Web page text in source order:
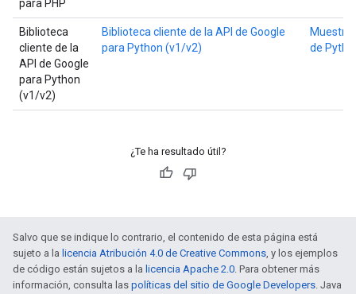
para PHP
Biblioteca
cliente de la
API de Google
para Python
(v1/v2)
Biblioteca cliente de la API de Google
para Python (v1/v2)
de
¿Te ha resultado útil?
Salvo que se indique lo contrario, el contenido de esta página está
sujeto a la licencia Atribución 4.0 de Creative Commons, y los ejemplos
de código están sujetos a la licencia Apache 2.0. Para obtener más
información, consulta las políticas del sitio de Google Developers. Java